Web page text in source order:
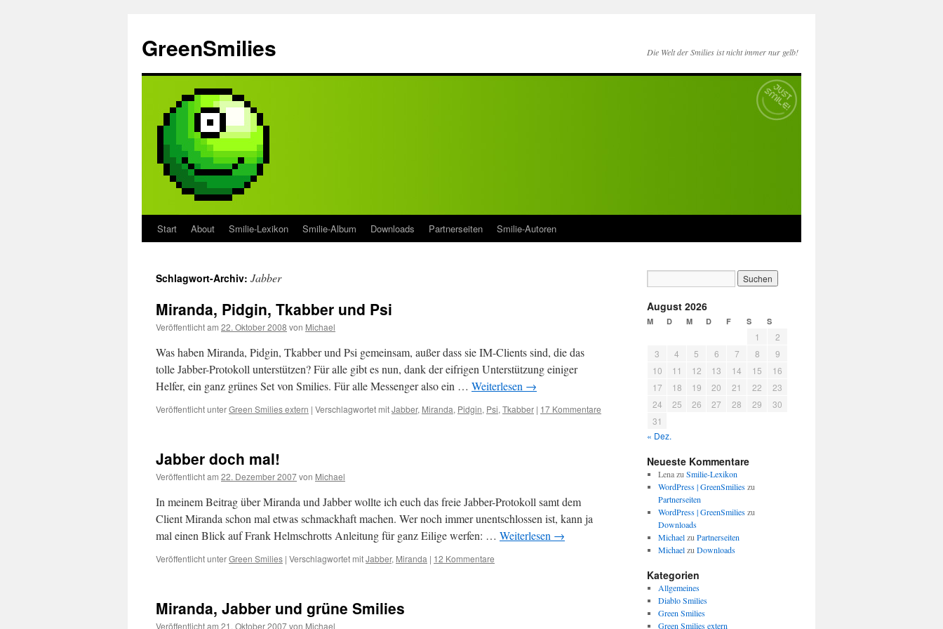
springen
GreenSmilies Die Welt der Smilies ist nicht immer nur gelb!
Start About Smilie-Lexikon Smilie-Album Downloads Partnerseiten Smilie-Autoren
Schlagwort-Archiv: Jabber
Miranda, Pidgin, Tkabber und Psi
Veröffentlicht am 22. Oktober 2008 von Michael
Was haben Miranda, Pidgin, Tkabber und Psi gemeinsam, außer dass sie IM-Clients sind, die das
tolle Jabber-Protokoll unterstützen? Für alle gibt es nun, dank der eifrigen Unterstützung einiger
Helfer, ein ganz grünes Set von Smilies. Für alle Messenger also ein … Weiterlesen →
Veröffentlicht unterGreen Smilies extern | Verschlagwortet mitJabber, Miranda, Pidgin, Psi, Tkabber | 17 Kommentare
Jabber doch mal!
Veröffentlicht am 22. Dezember 2007von Michael
In meinem Beitrag über Miranda und Jabber wollte ich euch das freie Jabber-Protokoll samt dem
Client Miranda schon mal etwas schmackhaft machen. Wer noch immer unentschlossen ist, kann ja
mal einen Blick auf Frank Helmschrotts Anleitung für ganz Eilige werfen: … Weiterlesen →
Veröffentlicht unterGreen Smilies | Verschlagwortet mitJabber, Miranda | 12 Kommentare
Miranda, Jabber und grüne Smilies
Veröffentlicht am 21. Oktober 2007von Michael
August 2026
M D M D F S S
1
2
3
4 5 6 7 8
9
10
11 12 13 14 15
16
17
18 19 20 21 22
23
24
25 26 27 28 29
30
31
« Dez.
Neueste Kommentare
Lenazu Smilie-Lexikon
WordPress | GreenSmilieszu
Partnerseiten
WordPress | GreenSmilieszu
Downloads
Michaelzu Partnerseiten
Michaelzu Downloads
Kategorien
Allgemeines
Diablo Smilies
Green Smilies
Green Smilies extern